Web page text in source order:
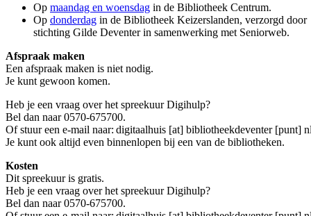
Op maandag en woensdag in de Bibliotheek Centrum.
Op donderdag in de Bibliotheek Keizerslanden, verzorgd door
stichting Gilde Deventer in samenwerking met Seniorweb.
Afspraak maken
Een afspraak maken is niet nodig.
Je kunt gewoon komen.
Heb je een vraag over het spreekuur Digihulp?
Bel dan naar 0570-675700.
Of stuur een e-mail naar: digitaalhuis [at] bibliotheekdeventer [punt]
Je kunt ook altijd even binnenlopen bij een van de bibliotheken.
Kosten
Dit spreekuur is gratis.
Heb je een vraag over het spreekuur Digihulp?
Bel dan naar 0570-675700.